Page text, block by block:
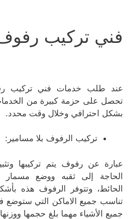
فني تركيب
عند طلب خدمات فني تركيب
تحصل على حزمة كبيرة من الخدمات
بشكل احترافي وخلال وقت محدد.
تركيب الرفوف بلا مسامير:
عبارة عن رفوف يتم تركيبها
الحاجة إلى ثقبه ووضع مسمار
الحائط، وتتوفر الرفوف هذه
تناسب جميع الاماكن التي ستوضع
جميع الأشياء مهما بلغ حجمها